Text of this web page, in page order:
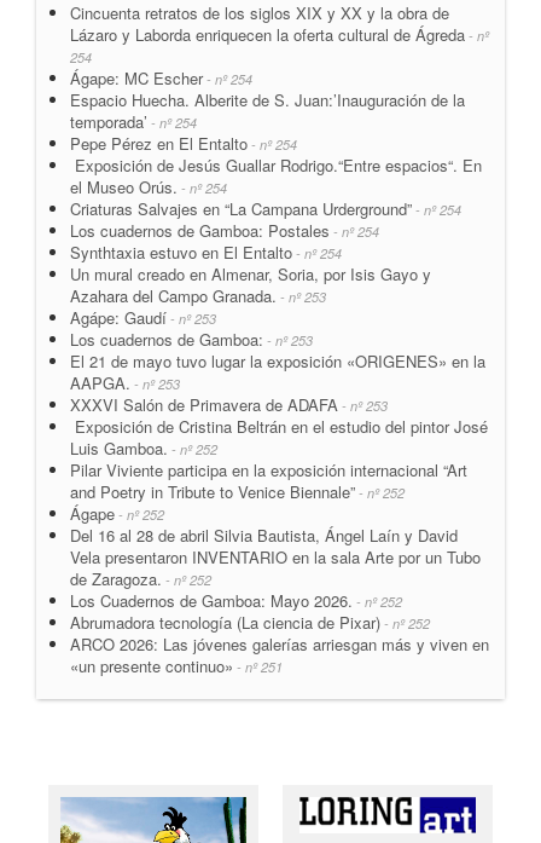
Cincuenta retratos de los siglos XIX y XX y la obra de
Lázaro y Laborda enriquecen la oferta cultural de Ágreda - nº
254
Ágape: MC Escher- nº 254
Espacio Huecha. Alberite de S. Juan:’Inauguración de la
temporada’ - nº 254
Pepe Pérez en El Entalto - nº 254
Exposición de Jesús Guallar Rodrigo.“Entre espacios“. En
el Museo Orús. - nº 254
Criaturas Salvajes en “La Campana Urderground” - nº 254
Los cuadernos de Gamboa: Postales - nº 254
Synthtaxia estuvo en El Entalto - nº 254
Un mural creado en Almenar, Soria, por Isis Gayo y
Azahara del Campo Granada. - nº 253
Agápe: Gaudí - nº 253
Los cuadernos de Gamboa: - nº 253
El 21 de mayo tuvo lugar la exposición «ORIGENES» en la
AAPGA. - nº 253
XXXVI Salón de Primavera de ADAFA - nº 253
Exposición de Cristina Beltrán en el estudio del pintor José
Luis Gamboa. - nº 252
Pilar Viviente participa en la exposición internacional “Art
and Poetry in Tribute to Venice Biennale” - nº 252
Ágape - nº 252
Del 16 al 28 de abril Silvia Bautista, Ángel Laín y David
Vela presentaron INVENTARIO en la sala Arte por un Tubo
de Zaragoza. - nº 252
Los Cuadernos de Gamboa: Mayo 2026. - nº 252
Abrumadora tecnología (La ciencia de Pixar) - nº 252
ARCO 2026: Las jóvenes galerías arriesgan más y viven en
«un presente continuo» - nº 251